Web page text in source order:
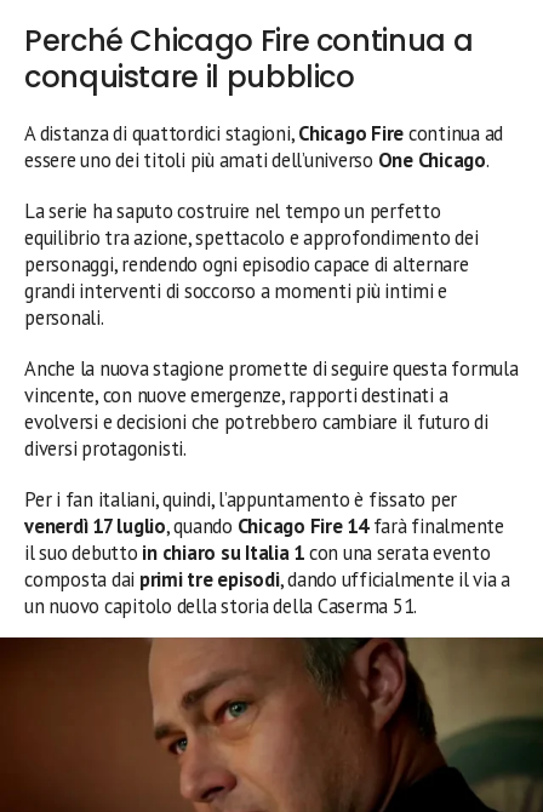
Perché Chicago Fire continua a
conquistare il pubblico
A distanza di quattordici stagioni,Chicago Firecontinua ad
essere uno dei titoli più amati dell’universo One Chicago.
La serie ha saputo costruire nel tempo un perfetto
equilibrio tra azione, spettacolo e approfondimento dei
personaggi, rendendo ogni episodio capace di alternare
grandi interventi di soccorso a momenti più intimi e
personali.
Anche la nuova stagione promette di seguire questa formula
vincente, con nuove emergenze, rapporti destinati a
evolversi e decisioni che potrebbero cambiare il futuro di
diversi protagonisti.
Per i fan italiani, quindi, l’appuntamento è fissato per
venerdì 17 luglio, quando Chicago Fire 14farà finalmente
il suo debutto in chiaro su Italia 1con una serata evento
composta dai primi tre episodi, dando ufficialmente il via a
un nuovo capitolo della storia della Caserma 51.